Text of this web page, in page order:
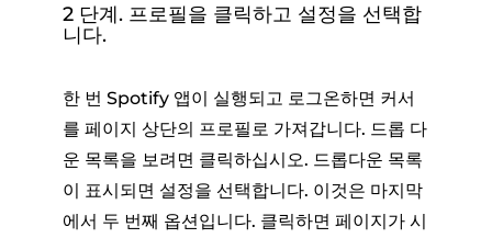
2 단계. 프로필을 클릭하고 설정을 선택합
니다.
한 번 Spotify 앱이 실행되고 로그온하면 커서
를 페이지 상단의 프로필로 가져갑니다. 드롭 다
운 목록을 보려면 클릭하십시오. 드롭다운 목록
이 표시되면 설정을 선택합니다. 이것은 마지막
에서 두 번째 옵션입니다. 클릭하면 페이지가 시